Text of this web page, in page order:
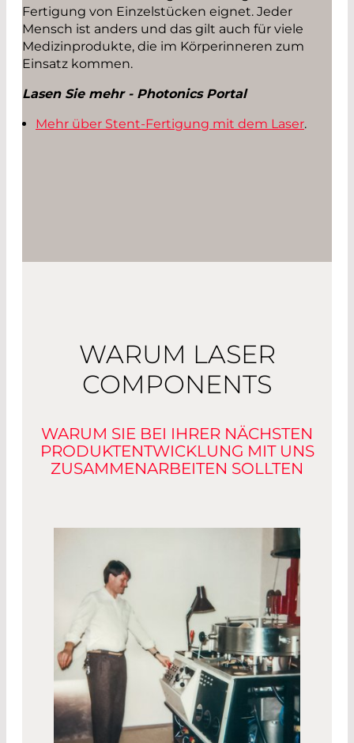
Fertigung von Einzelstücken eignet. Jeder
Mensch ist anders und das gilt auch für viele
Medizinprodukte, die im Körperinneren zum
Einsatz kommen.
Lasen Sie mehr - Photonics Portal
Mehr über Stent-Fertigung mit dem Laser.
WARUM LASER
COMPONENTS
WARUM SIE BEI IHRER NÄCHSTEN
PRODUKTENTWICKLUNG MIT UNS
ZUSAMMENARBEITEN SOLLTEN